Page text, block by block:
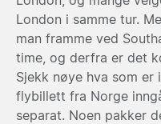
London i samme tur.
man framme ved
time, og derfra er det
Sjekk nøye hva som
flybillett fra Norge
separat. Noen pakker